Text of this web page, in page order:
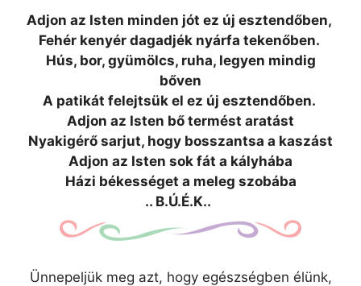
Adjon az Isten minden jót ez új esztendőben,
Fehér kenyér dagadjék nyárfa tekenőben.
Hús, bor, gyümölcs, ruha, legyen mindig
bőven
A patikát felejtsük el ez új esztendőben.
Adjon az Isten bő termést aratást
Nyakigérő sarjut, hogy bosszantsa a kaszást
Adjon az Isten sok fát a kályhába
Házi békességet a meleg szobába
.. B.Ú.É.K..
Ünnepeljük meg azt, hogy egészségben élünk,